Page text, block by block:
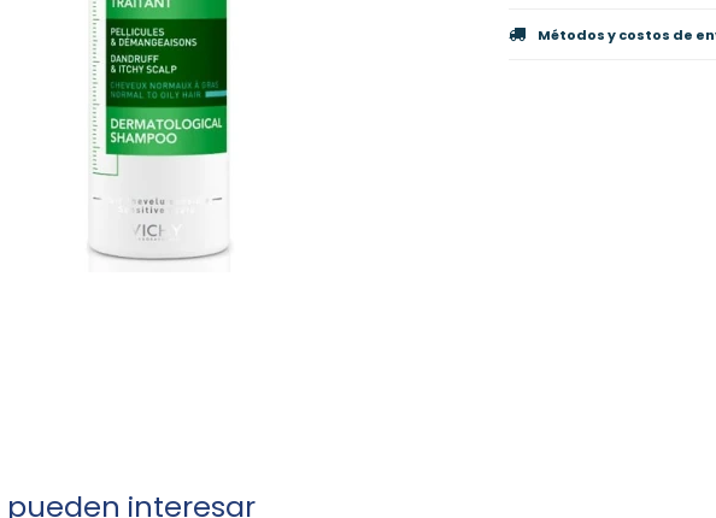
Métodos y costos de
interesar